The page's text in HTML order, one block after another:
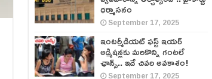
ధర్మాసనం
September 17, 2025
ఇంటర్మీడియట్ ఫస్ట్‌ ఇయర్‌
అడ్మిషన్లకు మరికొన్ని గంటలే
ఛాన్స్‌.. ఇదే చివరి అవకాశం!
September 17, 2025